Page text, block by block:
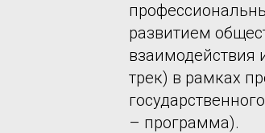
развитием
взаимодействия
трек) в рамках
– программа).